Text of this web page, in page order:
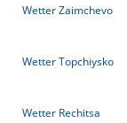
Wetter Zaimchevo
Wetter Topchiysko
Wetter Rechitsa